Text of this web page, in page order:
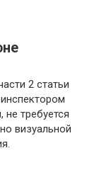
2 статьи
требуется
визуальной